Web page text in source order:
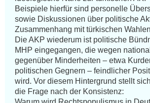
Beispiele hierfür sind personelle
sowie Diskussionen über politische
Zusammenhang mit türkischen
Die AKP wiederum ist politische
MHP eingegangen, die wegen
gegenüber Minderheiten – etwa
politischen Gegnern – feindlicher
wird. Vor diesem Hintergrund stellt
die Frage nach der Konsistenz: